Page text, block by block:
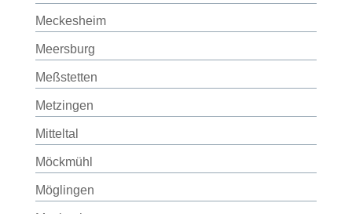
Meckesheim
Meersburg
Meßstetten
Metzingen
Mitteltal
Möckmühl
Möglingen